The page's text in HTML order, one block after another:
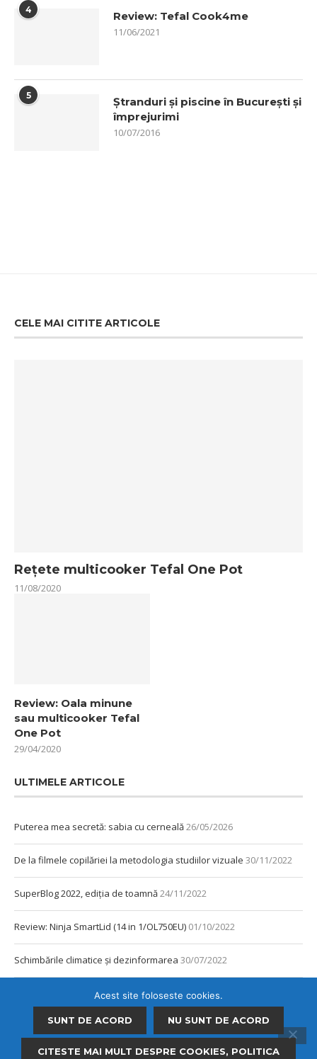
4 Review: Tefal Cook4me
11/06/2021
5
Ștranduri și piscine în București și
împrejurimi
10/07/2016
CELE MAI CITITE ARTICOLE
Rețete multicooker Tefal One Pot
11/08/2020
Review: Oala minune
sau multicooker Tefal
One Pot
29/04/2020
ULTIMELE ARTICOLE
Puterea mea secretă: sabia cu cerneală26/05/2026
De la filmele copilăriei la metodologia studiilor vizuale 30/11/2022
SuperBlog 2022, ediția de toamnă24/11/2022
Review: Ninja SmartLid (14 in 1/OL750EU) 01/10/2022
Schimbările climatice și dezinformarea 30/07/2022
Review: Tefal Cook4me11/06/2021
Ce vezi de la fereastra ta? Marea! 13/02/2021
Acest site foloseste cookies.
SUNT DE ACORD NU SUNT DE ACORD
CITESTE MAI MULT DESPRE COOKIES, POLITICA